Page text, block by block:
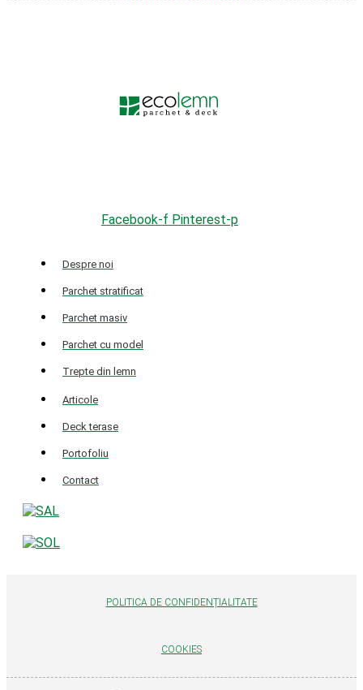
Facebook-f Pinterest-p
Despre noi
Parchet stratificat
Parchet masiv
Parchet cu model
Trepte din lemn
Articole
Deck terase
Portofoliu
Contact
POLITICA DE CONFIDENȚIALITATE
COOKIES